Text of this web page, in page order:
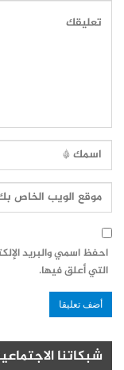
احفظ اسمي والبريد
التي أعلق فيها.
شبكاتنا